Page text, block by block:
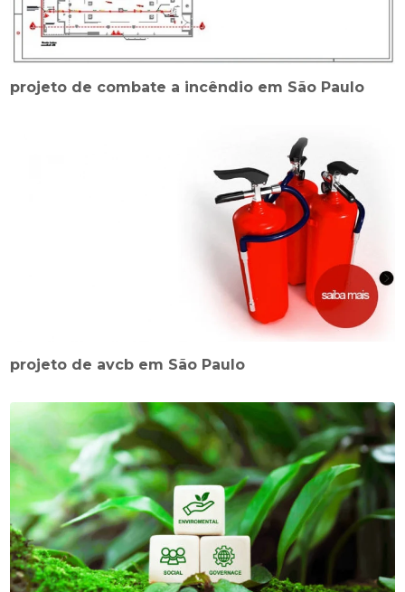
projeto de combate a incêndio em São Paulo
projeto de avcb em São Paulo